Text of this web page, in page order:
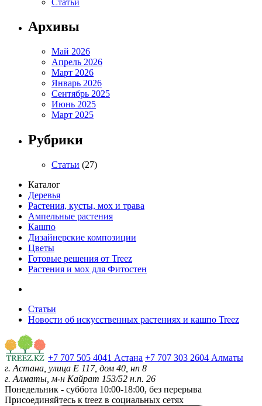
Архивы
Май 2026
Апрель 2026
Март 2026
Январь 2026
Сентябрь 2025
Июнь 2025
Март 2025
Рубрики
Статьи (27)
Каталог
Деревья
Растения, кусты, мох и трава
Ампельные растения
Кашпо
Дизайнерские композиции
Цветы
Готовые решения от Treez
Растения и мох для Фитостен
Статьи
Новости об искусственных растениях и кашпо Treez
+7 707 505 4041 Астана +7 707 303 2604 Алматы
г. Астана, улица Е 117, дом 40, нп 8
г. Алматы, м-н Кайрат 153/52 н.п. 26
Понедельник - суббота 10:00-18:00, без перерыва
Присоединяйтесь к treez в социальных сетях